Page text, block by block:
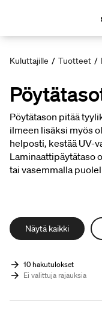
Kuluttajille / Tuotteet /
Pöytätason pitää
ilmeen lisäksi myös
helposti, kestää UV-
Laminaattipäytätaso
tai vasemmalla
Näytä kaikki
10 hakutulokset
Ei valittuja rajauksia